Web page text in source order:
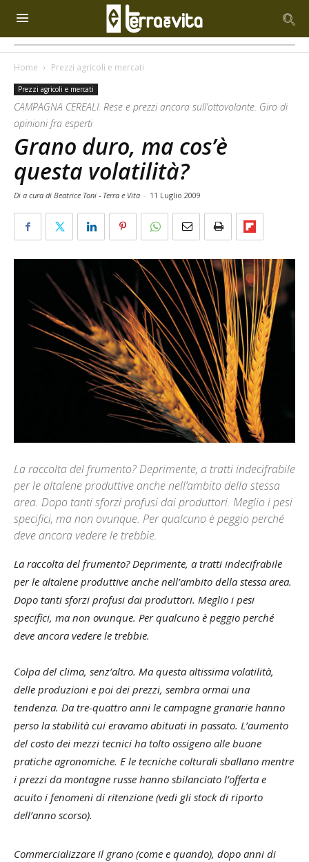
Home Prezzi agricoli e mercati
Prezzi agricoli e mercati
CAMPAGNA CEREALI. Rese e prezzi ancora sull’ottovolante. Giro di
opinioni fra esperti
Grano duro, ma cos’è
questa volatilità?
Di a cura di Beatrice Toni - Terra e Vita - 11 Luglio 2009
La raccolta del frumento? Deprimente, a tratti indecifrabile
per le altalene produttive anche nell’ambito della stessa
area. Dopo tanti sforzi profusi dai produttori. Meglio i pesi
specifici, ma non ovunque. Per qualcuno è peggio perché
deve ancora vedere le trebbie.
La raccolta del frumento? Deprimente, a tratti indecifrabile
per le altalene produttive anche nell’ambito della stessa area.
Dopo tanti sforzi profusi dai produttori. Meglio i pesi
specifici, ma non ovunque. Per qualcuno è peggio perché
deve ancora vedere le trebbie.
Colpa del clima, senz’altro. Ma questa altissima volatilità,
delle produzioni e poi dei prezzi, sembra ormai una
tendenza. Da tre-quattro anni le campagne granarie hanno
perso la stabilità cui eravamo abituati in passato. L’aumento
del costo dei mezzi tecnici ha tolto ossigeno alle buone
pratiche agronomiche. E le tecniche colturali sballano mentre
i prezzi da montagne russe hanno sbilanciato l’offerta e
acuito i fenomeni di ritenzione (vedi gli stock di riporto
dell’anno scorso).
Commercializzare il grano (come e quando), dopo anni di